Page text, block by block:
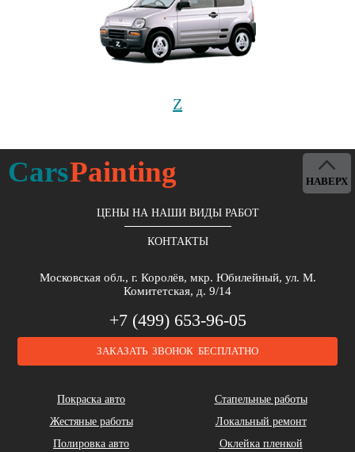
Z
CarsPainting
ЦЕНЫ НА НАШИ ВИДЫ РАБОТ
КОНТАКТЫ
Московская обл., г. Королёв, мкр. Юбилейный, ул. М.
Комитетская, д. 9/14
+7 (499) 653-96-05
ЗАКАЗАТЬ ЗВОНОК БЕСПЛАТНО
Покраска авто
Стапельные работы
Жестяные работы
Локальный ремонт
Полировка авто
Оклейка пленкой
НАВЕРХ